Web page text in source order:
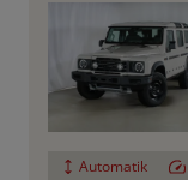
Automatik